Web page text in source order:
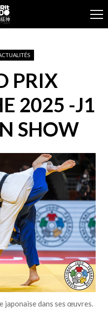
PRIX
2025 -J1
SHOW
japonaise dans ses œuvres.